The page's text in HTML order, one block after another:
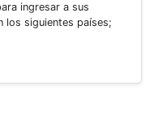
ingresar a sus
los siguientes países;